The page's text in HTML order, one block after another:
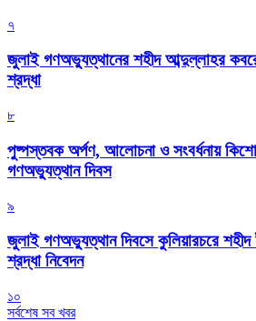
৭
জুলাই গণঅভ্যুত্থানের শহীদ আব্দুল্লাহর
শ্রদ্ধা
৮
পুষ্পস্তবক অর্পণ, আলোচনা ও সংবর্ধনায়
গণঅভ্যুত্থান দিবস
৯
জুলাই গণঅভ্যুত্থান দিবসে কুলিয়ারচরে
শ্রদ্ধা নিবেদন
১০
সর্বশেষ সব খবর